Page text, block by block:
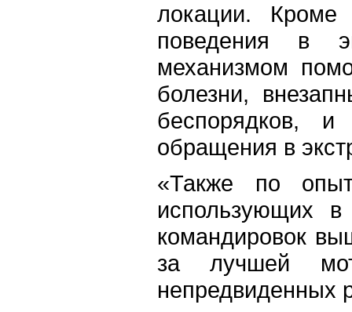
локации.
поведения в
механизмом
болезни,
беспорядков,
обращения в
«Также по
использующих
командировок
за лучшей
непредвиденных